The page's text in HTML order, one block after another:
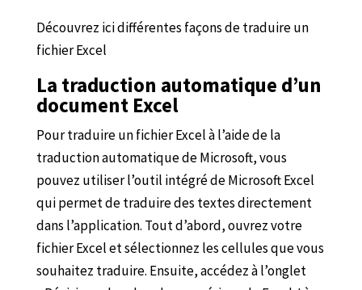
Découvrez ici différentes façons de traduire un
fichier Excel
La traduction automatique d’un
document Excel
Pour traduire un fichier Excel à l’aide de la
traduction automatique de Microsoft, vous
pouvez utiliser l’outil intégré de Microsoft Excel
qui permet de traduire des textes directement
dans l’application. Tout d’abord, ouvrez votre
fichier Excel et sélectionnez les cellules que vous
souhaitez traduire. Ensuite, accédez à l’onglet